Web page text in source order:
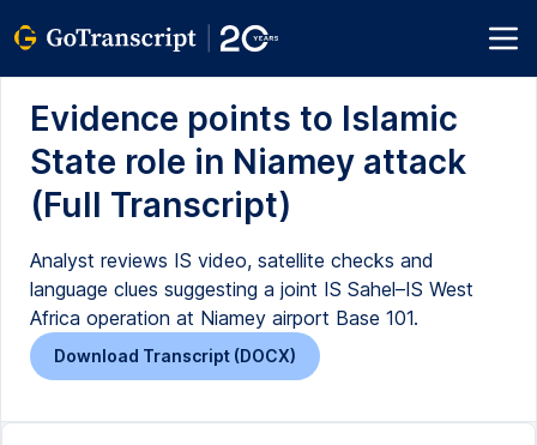
Evidence points to Islamic
State role in Niamey attack
(Full Transcript)
Analyst reviews IS video, satellite checks and
language clues suggesting a joint IS Sahel–IS West
Africa operation at Niamey airport Base 101.
Download Transcript (DOCX)